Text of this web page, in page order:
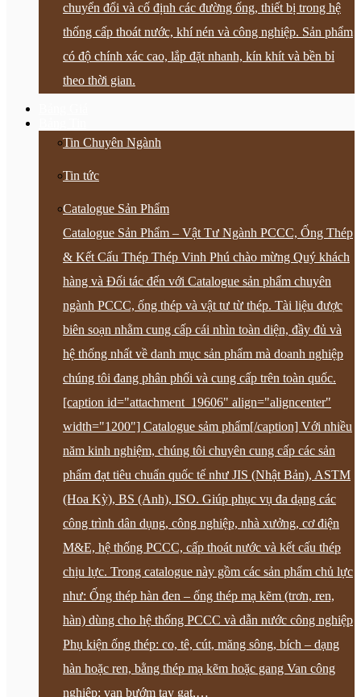
chuyển đổi và cố định các đường ống, thiết bị trong hệ
thống cấp thoát nước, khí nén và công nghiệp. Sản phẩm
có độ chính xác cao, lắp đặt nhanh, kín khít và bền bỉ
theo thời gian.
Tin Chuyên Ngành
Tin tức
Catalogue Sản Phẩm
Catalogue Sản Phẩm – Vật Tư Ngành PCCC, Ống Thép
& Kết Cấu Thép Thép Vinh Phú chào mừng Quý khách
hàng và Đối tác đến với Catalogue sản phẩm chuyên
ngành PCCC, ống thép và vật tư từ thép. Tài liệu được
biên soạn nhằm cung cấp cái nhìn toàn diện, đầy đủ và
hệ thống nhất về danh mục sản phẩm mà doanh nghiệp
chúng tôi đang phân phối và cung cấp trên toàn quốc.
[caption id="attachment_19606" align="aligncenter"
width="1200"] Catalogue sảm phẩm[/caption] Với nhiều
năm kinh nghiệm, chúng tôi chuyên cung cấp các sản
phẩm đạt tiêu chuẩn quốc tế như JIS (Nhật Bản), ASTM
(Hoa Kỳ), BS (Anh), ISO. Giúp phục vụ đa dạng các
công trình dân dụng, công nghiệp, nhà xưởng, cơ điện
M&E, hệ thống PCCC, cấp thoát nước và kết cấu thép
chịu lực. Trong catalogue này gồm các sản phẩm chủ lực
như: Ống thép hàn đen – ống thép mạ kẽm (trơn, ren,
hàn) dùng cho hệ thống PCCC và dẫn nước công nghiệp
Phụ kiện ống thép: co, tê, cút, măng sông, bích – dạng
hàn hoặc ren, bằng thép mạ kẽm hoặc gang Van công
nghiệp: van bướm tay gạt,…